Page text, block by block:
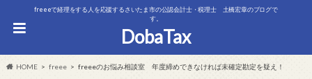
freeeで経理をする人を応援するさいたま市の公認会計士・税理士 土橋宏章のブログで
す。
DobaTax
HOME freee freeeのお悩み相談室 年度締めできなければ未確定勘定を疑え！